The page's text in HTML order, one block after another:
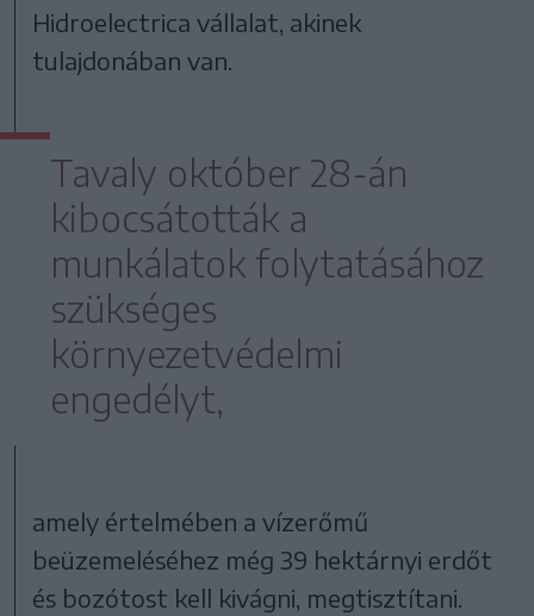
Hidroelectrica vállalat, akinek
tulajdonában van.
Tavaly október 28-án
kibocsátották a
munkálatok folytatásához
szükséges
környezetvédelmi
engedélyt,
amely értelmében a vízerőmű
beüzemeléséhez még 39 hektárnyi erdőt
és bozótost kell kivágni, megtisztítani.